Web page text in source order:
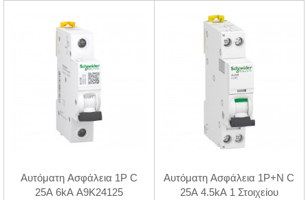
Αυτόματη Ασφάλεια 1P C
25A 6kA A9K24125
Αυτόματη Ασφάλεια 1P+N C
25A 4.5kA 1 Στοιχείου